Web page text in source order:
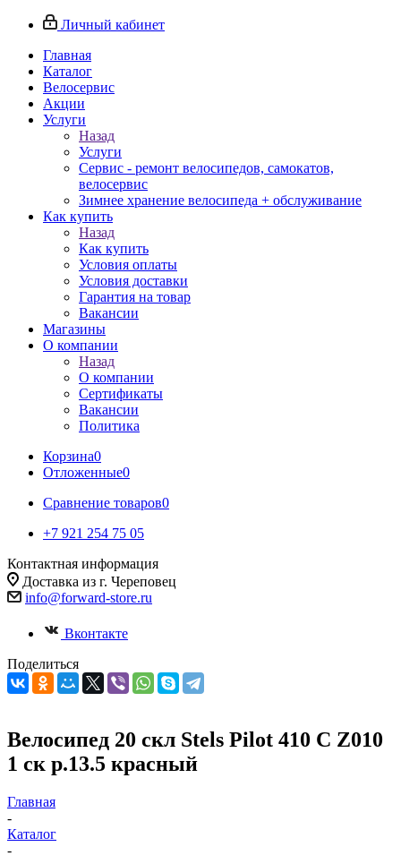
Личный кабинет
Главная
Каталог
Велосервис
Акции
Услуги
Назад
Услуги
Сервис - ремонт велосипедов, самокатов,
велосервис
Зимнее хранение велосипеда + обслуживание
Как купить
Назад
Как купить
Условия оплаты
Условия доставки
Гарантия на товар
Вакансии
Магазины
О компании
Назад
О компании
Сертификаты
Вакансии
Политика
Корзина0
Отложенные0
Сравнение товаров0
+7 921 254 75 05
Контактная информация
Доставка из г. Череповец
info@forward-store.ru
Вконтакте
Поделиться
Велосипед 20 скл Stels Pilot 410 C Z010
1 ск р.13.5 красный
Главная
-
Каталог
-